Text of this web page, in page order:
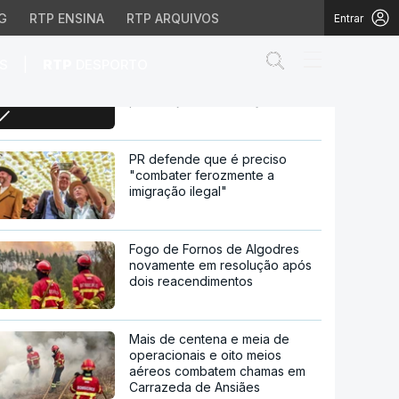
RTP ENSINA RTP ARQUIVOS Entrar
medidas para
Estudantes da Faculdade de
PR defende que é preciso
"combater ferozmente a
imigração ilegal"
Fogo de Fornos de Algodres
novamente em resolução após
dois reacendimentos
Mais de centena e meia de
operacionais e oito meios
aéreos combatem chamas em
Carrazeda de Ansiães